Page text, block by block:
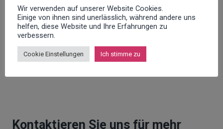
Kontaktieren Sie uns für mehr
Wir verwenden auf unserer Website Cookies.
Einige von ihnen sind unerlässlich, während andere uns
helfen, diese Website und Ihre Erfahrungen zu
verbessern.
Cookie Einstellungen Ich stimme zu